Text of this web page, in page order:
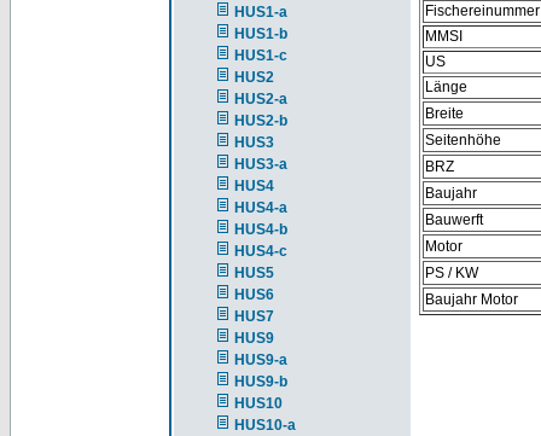
HUS1-a
HUS1-b
HUS1-c
HUS2
HUS2-a
HUS2-b
HUS3
HUS3-a
HUS4
HUS4-a
HUS4-b
HUS4-c
HUS5
HUS6
HUS7
HUS9
HUS9-a
HUS9-b
HUS10
HUS10-a
Fischereinummer
MMSI
US
Länge
Breite
Seitenhöhe
BRZ
Baujahr
Bauwerft
Motor
PS / KW
Baujahr Motor